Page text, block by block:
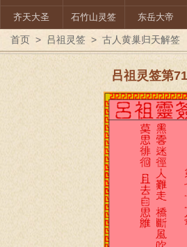
齐天大圣 石竹山灵签 东岳大帝
首页 > 吕祖灵签 > 古人黄巢归天解签
吕祖灵签第